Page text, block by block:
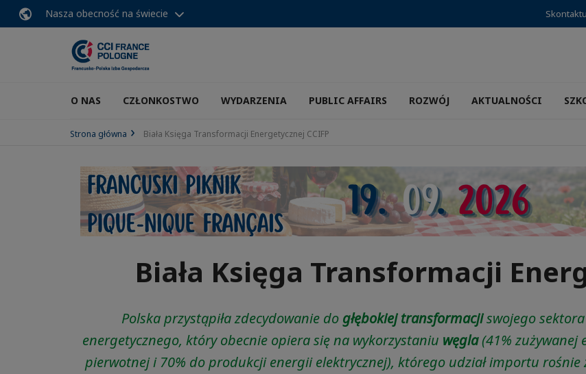
Nasza obecność na świecie
O NAS CZŁONKOSTWO WYDARZENIA PUBLIC AFFAIRS ROZWÓJ AKTUALNOŚCI
Strona główna Biała Księga Transformacji Energetycznej CCIFP
Biała Księga Transformacji
Polska przystąpiła zdecydowanie do głębokiej transformacjiswojego sektora
energetycznego, który obecnie opiera się na wykorzystaniu węgla(41% zużywanej
pierwotnej i 70% do produkcji energii elektrycznej), którego udział importu rośnie